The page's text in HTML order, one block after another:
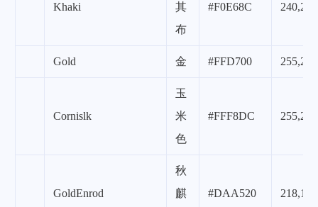
Khaki
其
布
#F0E68C
Gold 金 #FFD700
Cornislk
玉
米
色
#FFF8DC
GoldEnrod
秋
麒
#DAA520